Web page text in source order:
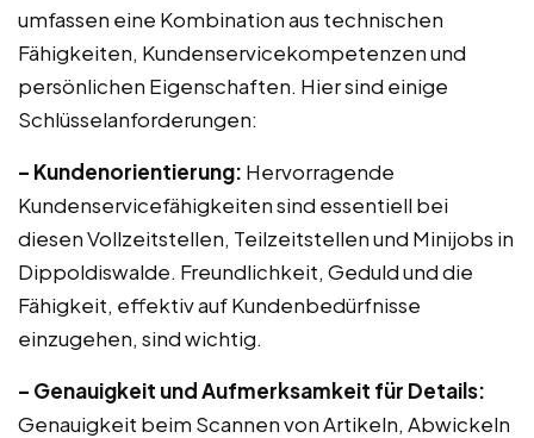
umfassen eine Kombination aus technischen
Fähigkeiten, Kundenservicekompetenzen und
persönlichen Eigenschaften. Hier sind einige
Schlüsselanforderungen:
– Kundenorientierung: Hervorragende
Kundenservicefähigkeiten sind essentiell bei
diesen Vollzeitstellen, Teilzeitstellen und Minijobs in
Dippoldiswalde. Freundlichkeit, Geduld und die
Fähigkeit, effektiv auf Kundenbedürfnisse
einzugehen, sind wichtig.
– Genauigkeit und Aufmerksamkeit für Details:
Genauigkeit beim Scannen von Artikeln, Abwickeln